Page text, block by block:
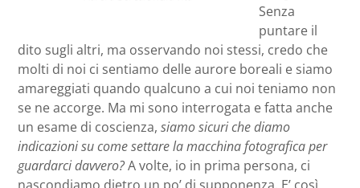
Senza
puntare il
dito sugli altri, ma osservando noi stessi, credo che
molti di noi ci sentiamo delle aurore boreali e siamo
amareggiati quando qualcuno a cui noi teniamo non
se ne accorge. Ma mi sono interrogata e fatta anche
un esame di coscienza, siamo sicuri che diamo
indicazioni su come settare la macchina fotografica per
guardarci davvero?A volte, io in prima persona, ci